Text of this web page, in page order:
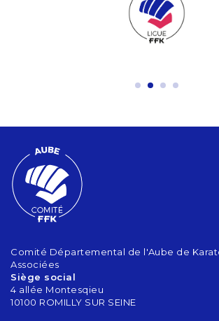
Comité Départemental de l'Aube de
Associées
Siège social
4 allée Montesqieu
10100 ROMILLY SUR SEINE